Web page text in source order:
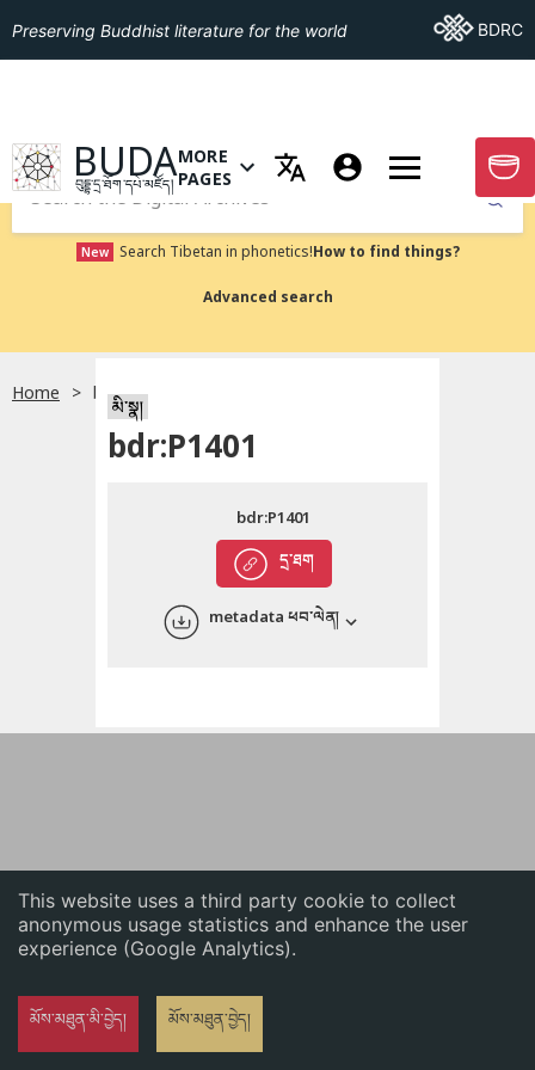
This website uses a third party cookie to collect
anonymous usage statistics and enhance the user
experience (Google Analytics).
མོས་མཐུན་མི་བྱེད། མོས་མཐུན་བྱེད།
English
Preserving Buddhist literature for the world Go ToBDRC
GO TO HOMEPAGE
BUDA
བུདྡྷ་དྲ་ཐོག་དཔེ་མཛོད།
OPEN MENU OF MORE PAGES
MORE
PAGES
GO
Submit
New Search Tibetan in phonetics!How to find things?
Advanced search
Home bdr:P1401
མི་སྣ།
bdr:P1401
དྲ་ཐག
bdr:P1401
metadata ཕབ་ལེན།